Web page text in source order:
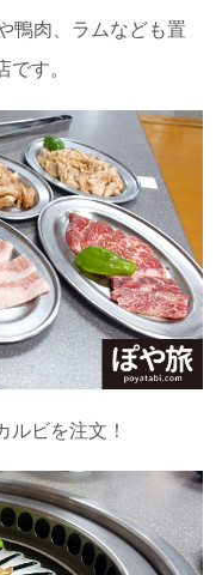
鴨肉、ラムなども置
す。
ルビを注文！